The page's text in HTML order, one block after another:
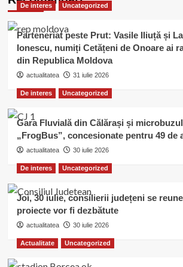
De interes Uncategorized
Parteneriat peste Prut: Vasile Iliuță și
Ionescu, numiți Cetățeni de Onoare ai
din Republica Moldova
actualitatea 31 iulie 2026
De interes Uncategorized
Gara Fluvială din Călărași și
„FrogBus”, concesionate pentru 49 de
actualitatea 30 iulie 2026
De interes Uncategorized
Joi, 30 iulie, consilierii județeni se
proiecte vor fi dezbătute
actualitatea 30 iulie 2026
Actualitate Uncategorized